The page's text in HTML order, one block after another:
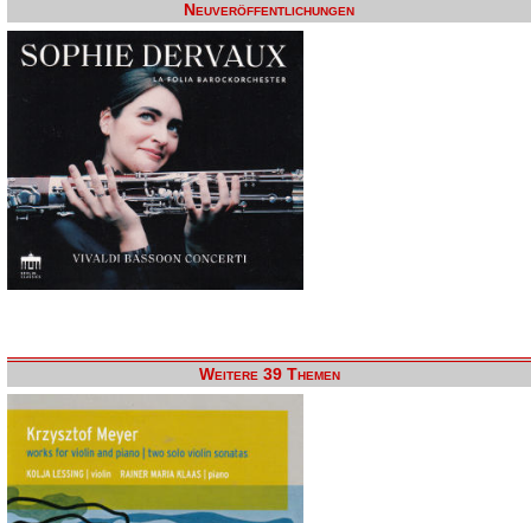
Neuveröffentlichungen
Weitere 39 Themen